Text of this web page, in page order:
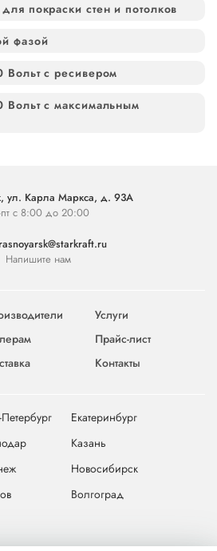
покраски стен и потолков
фазой
с ресивером
с максимальным
ул. Карла Маркса, д. 93А
пт с 8:00 до 20:00
Напишите нам
Услуги
Прайс-лист
Контакты
Екатеринбург
Казань
Новосибирск
Волгоград